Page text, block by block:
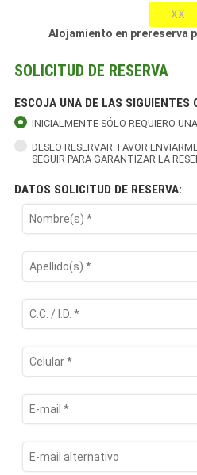
XX
Alojamiento en prereserva
SOLICITUD DE RESERVA
ESCOJA UNA DE LAS SIGUIENTES
INICIALMENTE SÓLO REQUIERO
DESEO RESERVAR. FAVOR
SEGUIR PARA GARANTIZAR LA
DATOS SOLICITUD DE RESERVA: